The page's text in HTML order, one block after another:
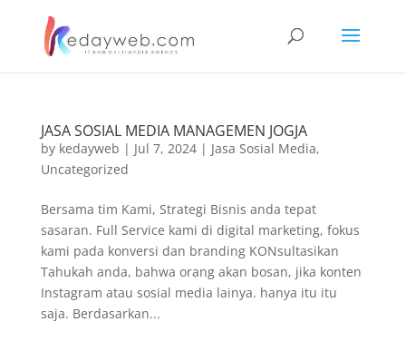
JASA SOSIAL MEDIA MANAGEMEN JOGJA
by kedayweb | Jul 7, 2024| Jasa Sosial Media,
Uncategorized
Bersama tim Kami, Strategi Bisnis anda tepat
sasaran. Full Service kami di digital marketing, fokus
kami pada konversi dan branding KONsultasikan
Tahukah anda, bahwa orang akan bosan, jika konten
Instagram atau sosial media lainya. hanya itu itu
saja. Berdasarkan...